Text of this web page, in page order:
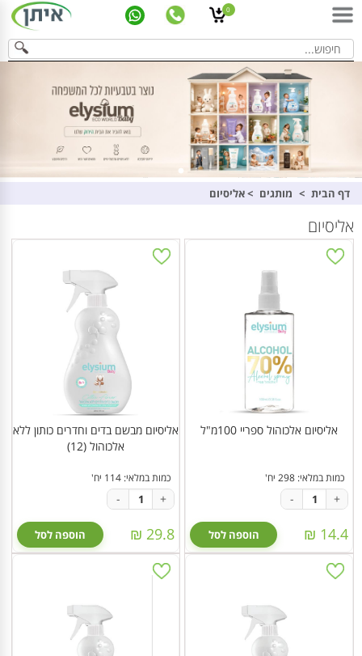
דף הבית > מותגים >אליסיום
אליסיום
אליסיום אלכוהול ספריי 100מ"ל
כמות במלאי: 298 יח'
14.4 ₪
- +
הוספה לסל
אליסיום מבשם בדים וחדרים כותון ללא
אלכוהול (12)
כמות במלאי: 114 יח'
29.8 ₪
- +
הוספה לסל